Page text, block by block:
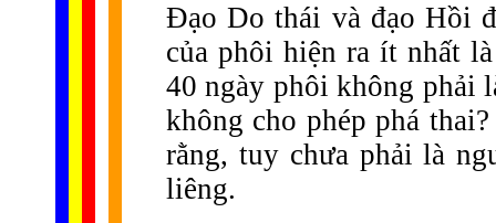
Đạo Do thái và đạo Hồi
của phôi hiện ra ít nhất
40 ngày phôi không phải
không cho phép phá
rằng, tuy chưa phải là
liêng.